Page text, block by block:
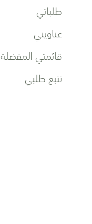
طلباتي
عناويني
قائمتي المفضلة
تتبع طلبي